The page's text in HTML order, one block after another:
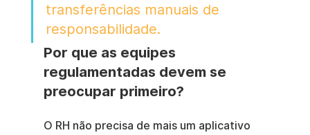
transferências manuais de
responsabilidade.
Por que as equipes
regulamentadas devem se
preocupar primeiro?
O RH não precisa de mais um aplicativo